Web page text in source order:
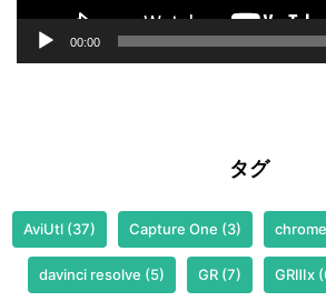
00:00
タグ
AviUtl (37) Capture One (3)
davinci resolve (5) GR(7) GRⅢx